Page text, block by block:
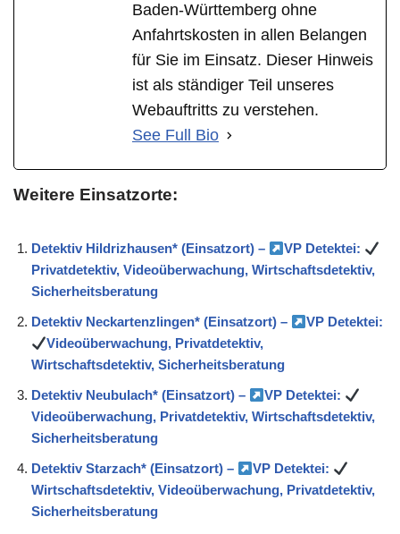
Baden-Württemberg ohne
Anfahrtskosten in allen Belangen
für Sie im Einsatz. Dieser Hinweis
ist als ständiger Teil unseres
Webauftritts zu verstehen.
See Full Bio
Weitere Einsatzorte:
Detektiv Hildrizhausen* (Einsatzort) –
VP Detektei:
Privatdetektiv, Videoüberwachung, Wirtschaftsdetektiv,
Sicherheitsberatung
Detektiv Neckartenzlingen* (Einsatzort) –
VP Detektei:
Videoüberwachung, Privatdetektiv,
Wirtschaftsdetektiv, Sicherheitsberatung
Detektiv Neubulach* (Einsatzort) –
VP Detektei:
Videoüberwachung, Privatdetektiv, Wirtschaftsdetektiv,
Sicherheitsberatung
Detektiv Starzach* (Einsatzort) –
VP Detektei:
Wirtschaftsdetektiv, Videoüberwachung, Privatdetektiv,
Sicherheitsberatung